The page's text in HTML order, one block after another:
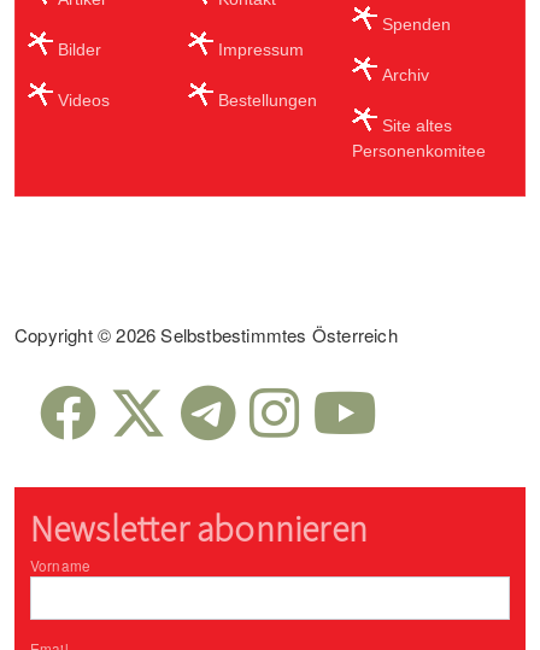
Bilder
Videos
Impressum
Bestellungen
Spenden
Archiv
Site altes
Personenkomitee
Copyright © 2026 Selbstbestimmtes Österreich
Newsletter abonnieren
Vorname